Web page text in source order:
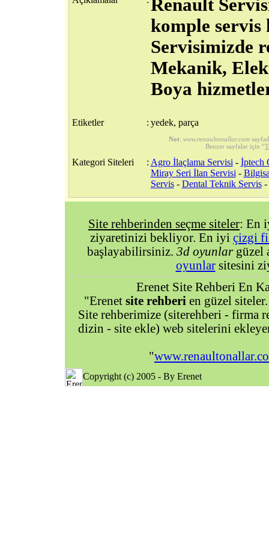
Renault
komple
Servisimizde
Mekanik,
Boya
Etiketler : yedek, parça
Not: www.renaultonallar.com
Benzer sayfalar için “
Kategori Siteleri : Agro İlaçlama Servisi - İptech
Miray Seri İlan Servisi -
Servis- Dental Teknik Servis-
Site rehberinden seçme siteler: En
ziyaretinizi bekliyor. En iyi çizgi
başlayabilirsiniz. 3d oyunlargüzel
oyunlarsitesini
Erenet Site Rehberi En
"Erenet site rehberi en güzel
Site rehberimize (siterehberi - firma
dizin - site ekle) web sitelerini
"
Copyright (c) 2005 - By Erenet